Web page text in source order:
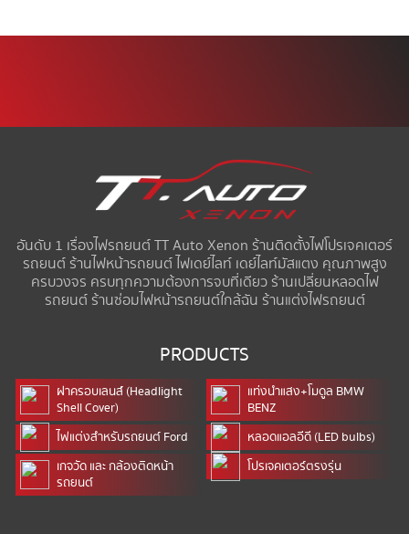
อันดับ 1 เรื่องไฟรถยนต์ TT Auto Xenon ร้านติดตั้งไฟโปรเจคเตอร์
รถยนต์ ร้านไฟหน้ารถยนต์ ไฟเดย์ไลท์ เดย์ไลท์มัสแตง คุณภาพสูง
ครบวงจร ครบทุกความต้องการจบที่เดียว ร้านเปลี่ยนหลอดไฟ
รถยนต์ ร้านซ่อมไฟหน้ารถยนต์ใกล้ฉัน ร้านแต่งไฟรถยนต์
PRODUCTS
ฝาครอบเลนส์ (Headlight
Shell Cover)
แท่งนำแสง+โมดูล BMW
BENZ
ไฟแต่งสำหรับรถยนต์ Ford
หลอดแอลอีดี (LED bulbs)
เกจวัด และ กล้องติดหน้า
รถยนต์
โปรเจคเตอร์ตรงรุ่น